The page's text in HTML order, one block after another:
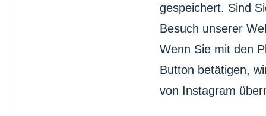
gespeichert. Sind
Besuch unserer
Wenn Sie mit den
Button betätigen,
von Instagram